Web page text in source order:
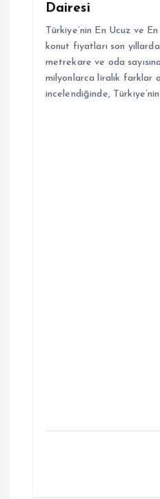
Dairesi
Türkiye’nin En Ucuz ve
konut fiyatları son
metrekare ve oda
milyonlarca liralık farklar
incelendiğinde,